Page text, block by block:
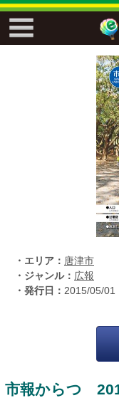
・エリア： 唐津市
・ジャンル： 広報
・発行日： 2015/05/01
市報からつ
↓↓ ebooks専用本